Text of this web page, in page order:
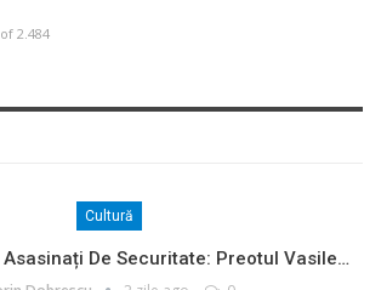
2.484
Cultură
De Securitate: Preotul Vasile…